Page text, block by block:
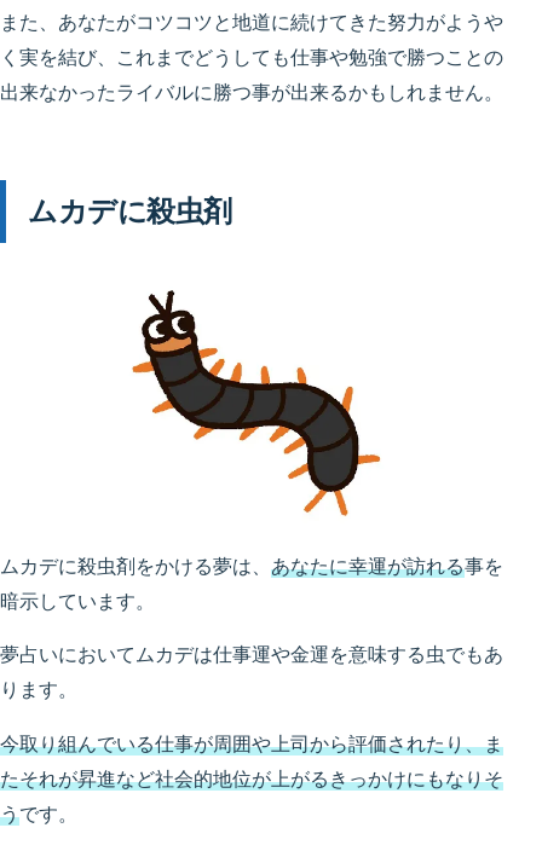
また、あなたがコツコツと地道に続けてきた努力がようや
く実を結び、これまでどうしても仕事や勉強で勝つことの
出来なかったライバルに勝つ事が出来るかもしれません。
ムカデに殺虫剤
ムカデに殺虫剤をかける夢は、 あなたに幸運が訪れる事を
暗示しています。
夢占いにおいてムカデは仕事運や金運を意味する虫でもあ
ります。
今取り組んでいる仕事が周囲や上司から評価されたり、ま
たそれが昇進など社会的地位が上がるきっかけにもなりそ
うです。